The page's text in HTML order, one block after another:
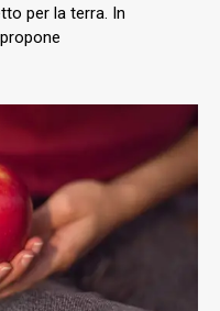
per la terra. In